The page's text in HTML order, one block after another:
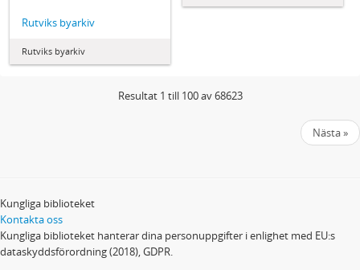
Rutviks byarkiv
Rutviks byarkiv
Resultat 1 till 100 av 68623
Nästa »
Kungliga biblioteket
Kontakta oss
Kungliga biblioteket hanterar dina personuppgifter i enlighet med EU:s
dataskyddsförordning (2018), GDPR.